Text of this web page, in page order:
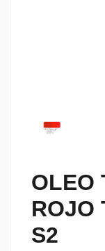
OLEO
ROJO
S2